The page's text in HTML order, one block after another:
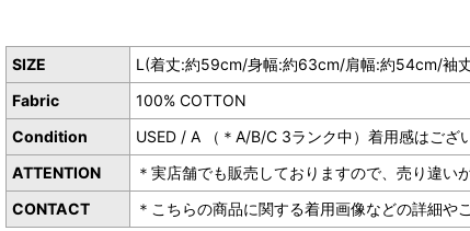
SIZE
L(着丈:約59cm/身幅:約63cm/肩幅:約54cm/袖
Fabric
100% COTTON
Condition
USED / A （＊A/B/C 3ランク中）着用感はござ
ATTENTION
＊実店舗でも販売しておりますので、売り違い
CONTACT
＊こちらの商品に関する着用画像などの詳細